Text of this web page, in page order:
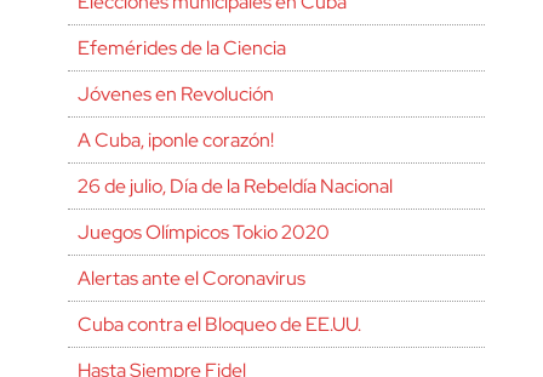
Efemérides de la Ciencia
Jóvenes en Revolución
A Cuba, ¡ponle corazón!
26 de julio, Día de la Rebeldía Nacional
Juegos Olímpicos Tokio 2020
Alertas ante el Coronavirus
Cuba contra el Bloqueo de EE.UU.
Hasta Siempre Fidel